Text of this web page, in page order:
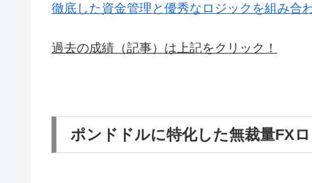
徹底した資金管理と優秀なロジックを組み合
過去の成績（記事）は上記をクリック！
ポンドドルに特化した無裁量FX